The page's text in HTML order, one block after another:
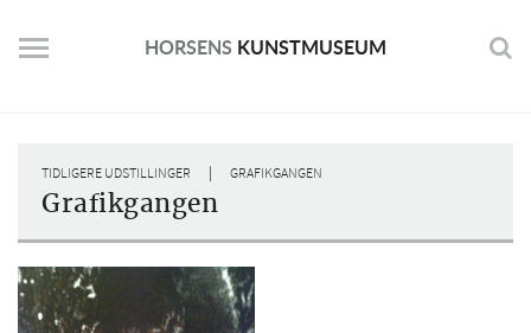
content
HORSENS KUNSTMUSEUM
TIDLIGERE UDSTILLINGER | GRAFIKGANGEN
Grafikgangen